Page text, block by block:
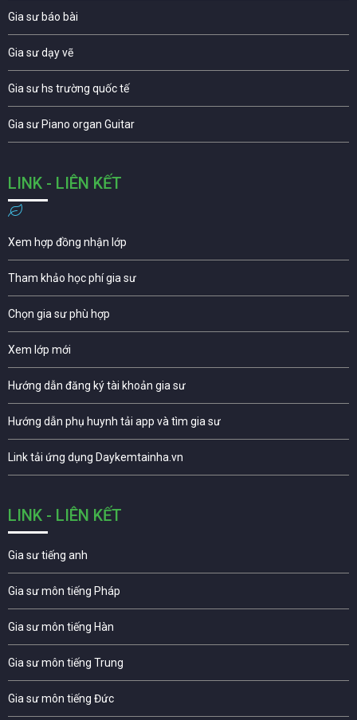
Gia sư báo bài
Gia sư dạy vẽ
Gia sư hs trường quốc tế
Gia sư Piano organ Guitar
LINK - LIÊN KẾT
Xem hợp đồng nhận lớp
Tham khảo học phí gia sư
Chọn gia sư phù hợp
Xem lớp mới
Hướng dẫn đăng ký tài khoản gia sư
Hướng dẫn phụ huynh tải app và tìm gia sư
Link tải ứng dụng Daykemtainha.vn
LINK - LIÊN KẾT
Gia sư tiếng anh
Gia sư môn tiếng Pháp
Gia sư môn tiếng Hàn
Gia sư môn tiếng Trung
Gia sư môn tiếng Đức